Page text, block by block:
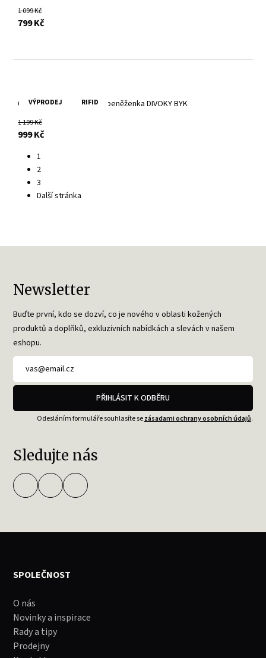
1 099 Kč
799 Kčs DPH
VÝPRODEJ RIFID
Červená dámská kožená peněženka DIVOKY BYK
1 199 Kč
999 Kčs DPH
1
2
3
Další stránka
Newsletter
Buďte první, kdo se dozví, co je nového v oblasti kožených
produktů a doplňků, exkluzivních nabídkách a slevách v našem
eshopu.
PŘIHLÁSIT K ODBĚRU
Odesláním formuláře souhlasíte sezásadami ochrany osobních údajů.
Sledujte nás
SPOLEČNOST
O nás
Novinky a inspirace
Rady a tipy
Prodejny